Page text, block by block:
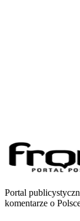
Portal
komentarze o